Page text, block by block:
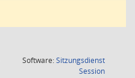
Software:Sitzungsdienst
Session(Wird in